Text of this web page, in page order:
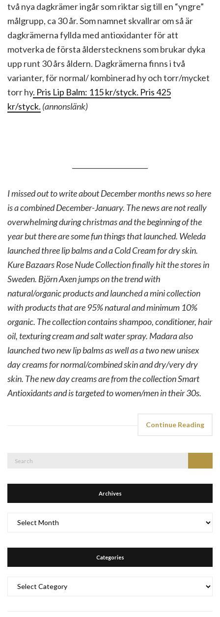
två nya dagkrämer ingår som riktar sig till en “yngre”
målgrupp, ca 30 år. Som namnet skvallrar om så är
dagkrämerna fyllda med antioxidanter för att
motverka de första ålderstecknens som brukar dyka
upp runt 30 års åldern. Dagkrämerna finns i två
varianter, för normal/ kombinerad hy och torr/mycket
torr hy. Pris Lip Balm: 115 kr/styck. Pris 425
kr/styck. (annonslänk)
I missed out to write about December months news so here
is a combined December-January. The news are not really
overwhelming during christmas and the beginning of the
year but there are some fun things that launched. Weleda
launched three lip balms and a Cold Cream for dry skin.
Kure Bazaars Rose Nude Collection finally hit the stores in
Sweden. Björn Axen jumps on the trend with
natural/organic products and launched a mini collection
with products that are 95% natural and minimum 10%
organic. The collection contains shampoo, conditioner, hair
oil, texturing cream and salt water spray. Madara also
launched two new lip balms as well as a two new unisex
day creams for normal/combined skin and dry/very dry
skin. The new day creams are from the collection Smart
Antioxidants and is targeted to women/men in their 30s.
Continue Reading
Archives
Categories